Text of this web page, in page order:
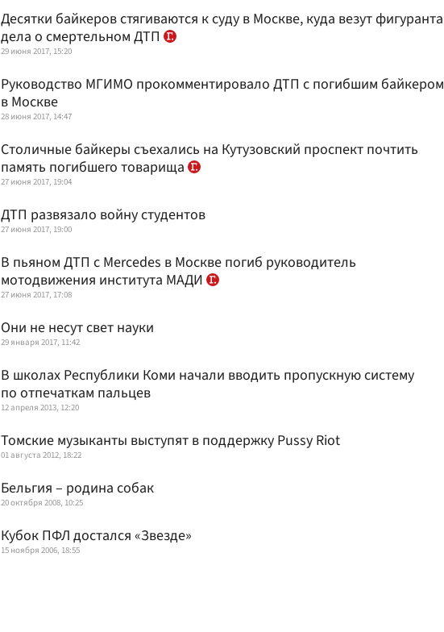
Десятки байкеров стягиваются к суду в Москве, куда везут фигуранта
дела о смертельном ДТП
29 июня 2017, 15:20
Руководство МГИМО прокомментировало ДТП с погибшим байкером
в Москве
28 июня 2017, 14:47
Столичные байкеры съехались на Кутузовский проспект почтить
память погибшего товарища
27 июня 2017, 19:04
ДТП развязало войну студентов
27 июня 2017, 19:00
В пьяном ДТП с Mercedes в Москве погиб руководитель
мотодвижения института МАДИ
27 июня 2017, 17:08
Они не несут свет науки
29 января 2017, 11:42
В школах Республики Коми начали вводить пропускную систему
по отпечаткам пальцев
12 апреля 2013, 12:20
Томские музыканты выступят в поддержку Pussy Riot
01 августа 2012, 18:22
Бельгия – родина собак
20 октября 2008, 10:25
Кубок ПФЛ достался «Звезде»
15 ноября 2006, 18:55